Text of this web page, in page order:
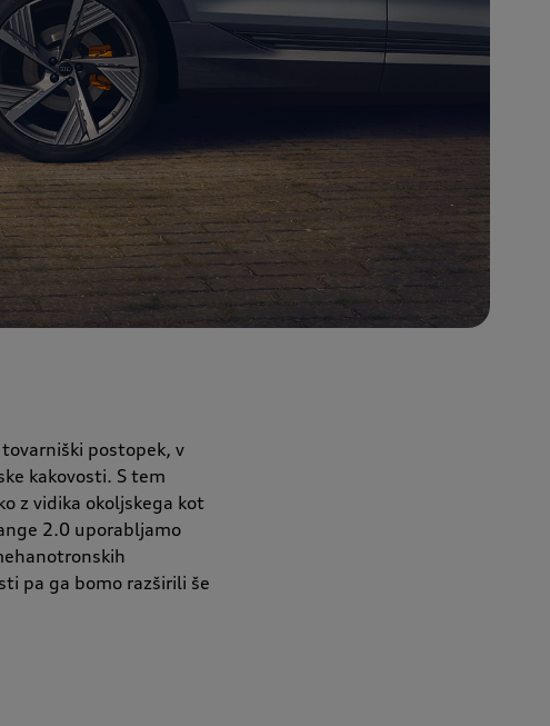
postopek, v
kakovosti. S tem
z vidika okoljskega kot
2.0 uporabljamo
pa ga bomo razširili še